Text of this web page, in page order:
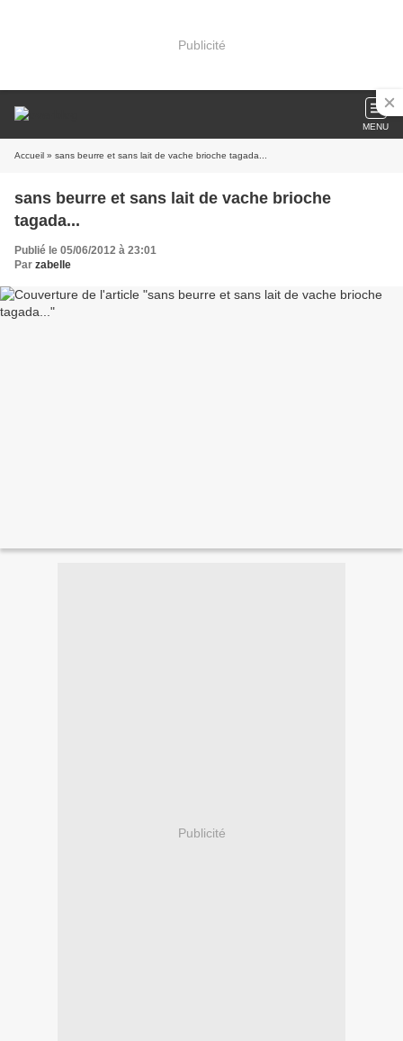
Publicité
MENU
Accueil » sans beurre et sans lait de vache brioche tagada...
sans beurre et sans lait de vache brioche
tagada...
Publié le 05/06/2012 à 23:01
Par zabelle
Publicité